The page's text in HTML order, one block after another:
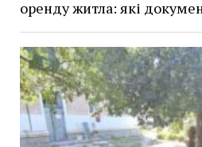
оренду житла: які